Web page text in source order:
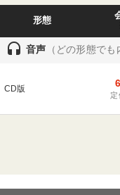
インバウンド 通販
早分かり ビジネス
中小
ステム、注文即出
客を確実に増やし
2000年設立。売上
瀬戸社長は、1960
後、住友商事入社
得。住商の子会社
ｔａＲＯの前身で
形態
headset 音声 （どの形態でも
CD版
定